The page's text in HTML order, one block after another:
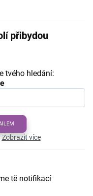
přibydou
tvého hledání:
Zobrazit více
tě notifikací